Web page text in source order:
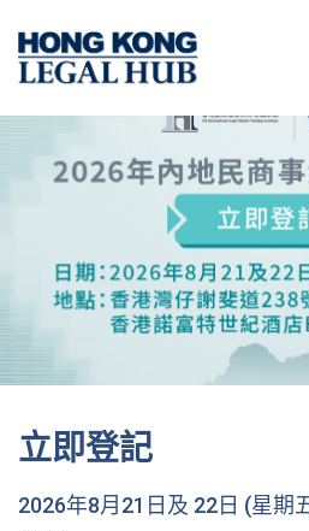
立即登記
2026年8月21日及 22日 (星期